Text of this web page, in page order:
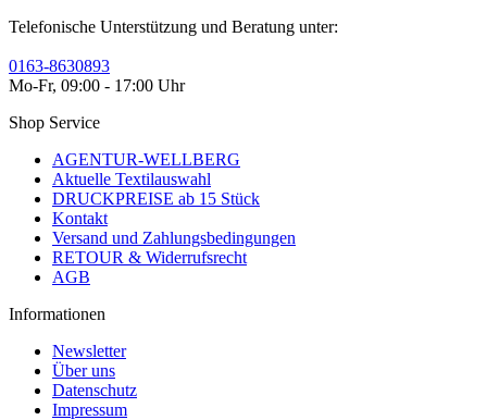
Telefonische Unterstützung und Beratung unter:
0163-8630893
Mo-Fr, 09:00 - 17:00 Uhr
Shop Service
AGENTUR-WELLBERG
Aktuelle Textilauswahl
DRUCKPREISE ab 15 Stück
Kontakt
Versand und Zahlungsbedingungen
RETOUR & Widerrufsrecht
AGB
Informationen
Newsletter
Über uns
Datenschutz
Impressum